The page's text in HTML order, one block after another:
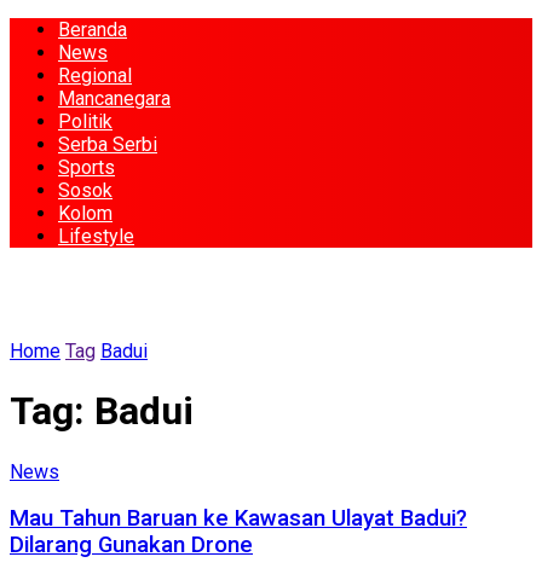
Beranda
News
Regional
Mancanegara
Politik
Serba Serbi
Sports
Sosok
Kolom
Lifestyle
Home Tag Badui
Tag: Badui
News
Mau Tahun Baruan ke Kawasan Ulayat Badui?
Dilarang Gunakan Drone